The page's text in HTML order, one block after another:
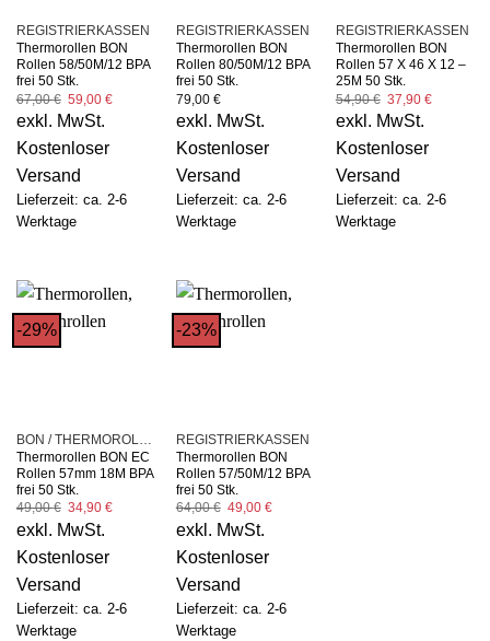
REGISTRIERKASSEN
Thermorollen BON
Rollen 58/50M/12 BPA
frei 50 Stk.
67,00€ Ursprünglicher
Preis
war:
59,00€Aktueller
exkl. MwSt.
Kostenloser
Versand
Lieferzeit: ca. 2-6
Werktage
REGISTRIERKASSEN
Thermorollen BON
Rollen 80/50M/12 BPA
frei 50 Stk.
79,00 €
exkl. MwSt.
Kostenloser
Versand
Lieferzeit: ca. 2-6
Werktage
REGISTRIERKASSEN
Thermorollen BON
Rollen 57 X 46 X 12 –
25M 50 Stk.
54,90€ Ursprünglicher
Preis
war:
37,90€Aktueller
exkl. MwSt.
Kostenloser
Versand
Lieferzeit: ca. 2-6
Werktage
-29%
Thermorollen BON EC
Rollen 57mm 18M BPA
frei 50 Stk.
49,00€ Ursprünglicher
Preis
war:
34,90€Aktueller
exkl. MwSt.
Kostenloser
Versand
Lieferzeit: ca. 2-6
Werktage
-23%
REGISTRIERKASSEN
Thermorollen BON
Rollen 57/50M/12 BPA
frei 50 Stk.
64,00€ Ursprünglicher
Preis
war:
49,00€Aktueller
exkl. MwSt.
Kostenloser
Versand
Lieferzeit: ca. 2-6
Werktage